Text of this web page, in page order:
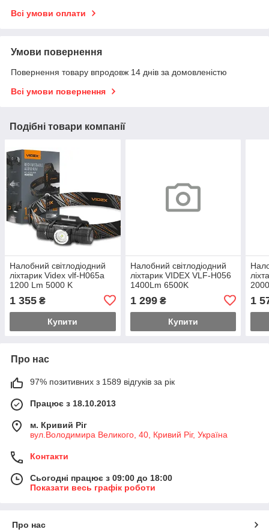
Всі умови оплати
Умови повернення
Повернення товару впродовж 14 днів за домовленістю
Всі умови повернення
Подібні товари компанії
Налобний світлодіодний
ліхтарик Videx vlf-H065a
1200 Lm 5000 K
1 355 ₴
Купити
Налобний світлодіодний
ліхтарик VIDEX VLF-H056
1400Lm 6500K
1 299₴
Купити
1
Про нас
97% позитивних з 1589 відгуків за рік
Працює з 18.10.2013
м. Кривий Ріг
вул.Володимира Великого, 40, Кривий Ріг, Україна
Контакти
Сьогодні працює з 09:00 до 18:00
Показати весь графік роботи
Про нас